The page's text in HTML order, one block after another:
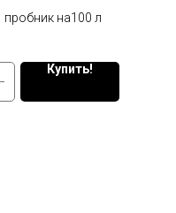
пробник на100 л
Купить!